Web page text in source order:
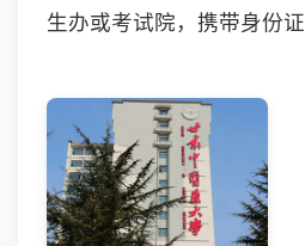
生办或考试院，携带身份证